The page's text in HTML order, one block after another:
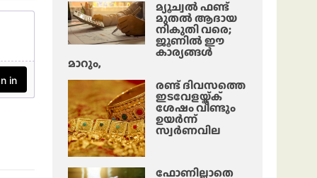
മ്യൂച്വൽ ഫണ്ട്
മുതൽ ആദായ
നികുതി വരെ;
ജൂണിൽ ഈ
കാര്യങ്ങൾ
മാറും,
രണ്ട് ദിവസത്തെ
ഇടവേളയ്ക്ക്
ശേഷം വീണ്ടും
ഉയർന്ന്
സ്വർണവില
ഫോണില്ലാതെ